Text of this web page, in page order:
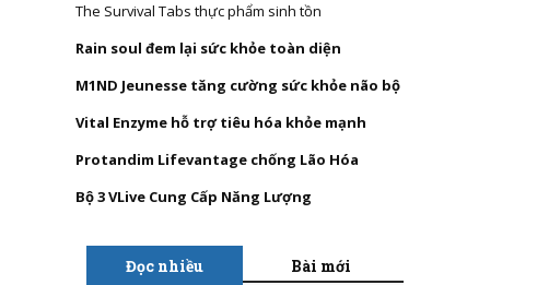
The Survival Tabs thực phẩm sinh tồn
Rain soul đem lại sức khỏe toàn diện
M1ND Jeunesse tăng cường sức khỏe não bộ
Vital Enzyme hỗ trợ tiêu hóa khỏe mạnh
Protandim Lifevantage chống Lão Hóa
Bộ 3 VLive Cung Cấp Năng Lượng
Đọc nhiều Bài mới